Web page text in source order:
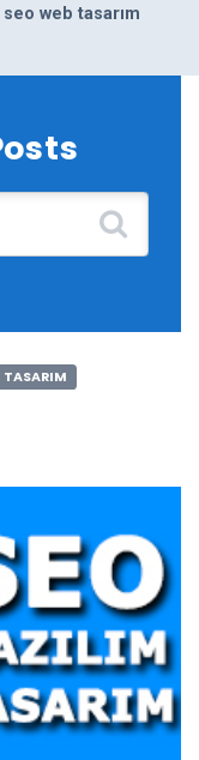
web tasarım
TASARIM